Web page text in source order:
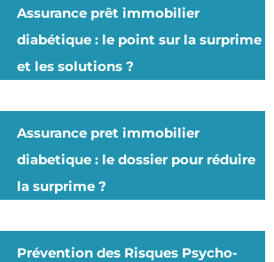
Assurance prêt immobilier
diabétique : le point sur la surprime
et les solutions ?
Assurance pret immobilier
diabetique : le dossier pour réduire
la surprime ?
Prévention des Risques Psycho-